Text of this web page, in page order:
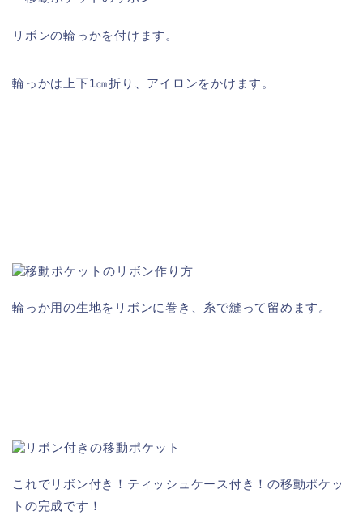
リボンの輪っかを付けます。
輪っかは上下1㎝折り、アイロンをかけます。
輪っか用の生地をリボンに巻き、糸で縫って留めます。
これでリボン付き！ティッシュケース付き！の移動ポケッ
トの完成です！